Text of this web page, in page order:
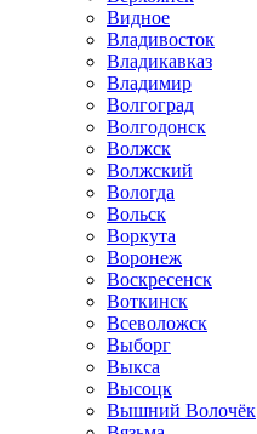
Видное
Владивосток
Владикавказ
Владимир
Волгоград
Волгодонск
Волжск
Волжский
Вологда
Вольск
Воркута
Воронеж
Воскресенск
Воткинск
Всеволожск
Выборг
Выкса
Высоцк
Вышний Волочёк